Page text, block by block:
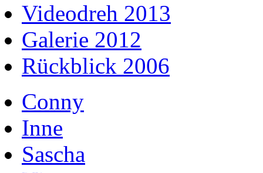
Videodreh 2013
Galerie 2012
Rückblick 2006
Conny
Inne
Sascha